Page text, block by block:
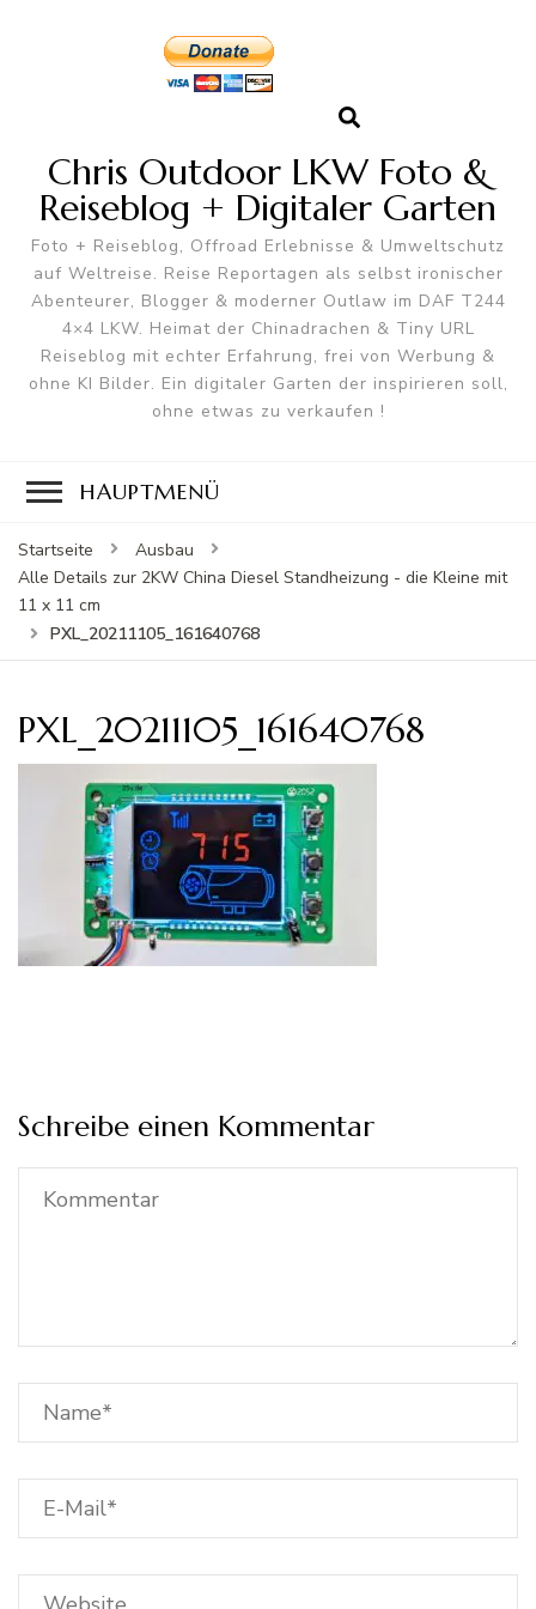
Chris Outdoor LKW Foto &
Reiseblog + Digitaler Garten
Foto + Reiseblog, Offroad Erlebnisse & Umweltschutz
auf Weltreise. Reise Reportagen als selbst ironischer
Abenteurer, Blogger & moderner Outlaw im DAF T244
4×4 LKW. Heimat der Chinadrachen & Tiny URL
Reiseblog mit echter Erfahrung, frei von Werbung &
ohne KI Bilder. Ein digitaler Garten der inspirieren soll,
ohne etwas zu verkaufen !
HAUPTMENÜ
Startseite
Ausbau
Alle Details zur 2KW China Diesel Standheizung - die Kleine mit
11 x 11 cm
PXL_20211105_161640768
PXL_20211105_161640768
Schreibe einen Kommentar